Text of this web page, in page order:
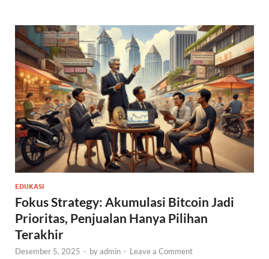
EDUKASI
Fokus Strategy: Akumulasi Bitcoin Jadi
Prioritas, Penjualan Hanya Pilihan
Terakhir
Desember 5, 2025 - byadmin - Leave a Comment